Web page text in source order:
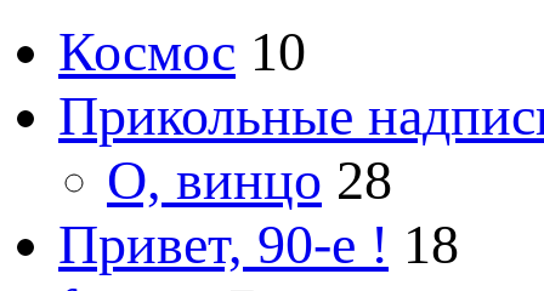
Космос 10
Прикольные
О, винцо 28
Привет, 90-е ! 18